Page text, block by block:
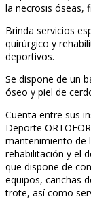
la necrosis óseas,
Brinda servicios
quirúrgico y
deportivos.
Se dispone de un
óseo y piel de
Cuenta entre sus
Deporte
mantenimiento de
rehabilitación y el
que dispone de
equipos, canchas
trote, así como